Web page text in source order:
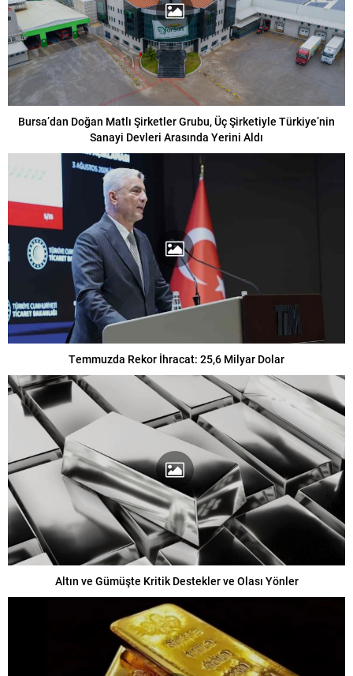
Bursa’dan Doğan Matlı Şirketler Grubu, Üç Şirketiyle Türkiye’nin
Sanayi Devleri Arasında Yerini Aldı
Temmuzda Rekor İhracat: 25,6 Milyar Dolar
Altın ve Gümüşte Kritik Destekler ve Olası Yönler